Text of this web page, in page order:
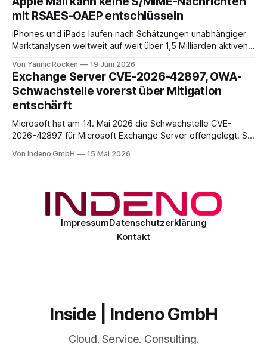
mit RSAES-OAEP entschlüsseln
iPhones und iPads laufen nach Schätzungen unabhängiger
Marktanalysen weltweit auf weit über 1,5 Milliarden aktiven
im Bereich von 25 bis 30 Prozent auf Geschäftsumfelder,
also Smartphones und Tablets, die im beruflichen Kontext
genutzt werden, sei es als reines Diensthandy, als COPE-
Von Yannic Röcken 19 Juni 2026
Exchange Server CVE-2026-42897, OWA-
Schwachstelle vorerst über Mitigation
entschärft
Microsoft hat am 14. Mai 2026 die Schwachstelle CVE-
2026-42897 für Microsoft Exchange Server offengelegt. Sie
unauthentifizierten Angreifer, über eine speziell präparierte
Von Indeno GmbH 15 Mai 2026
ImpressumDatenschutzerklärung
Kontakt
Inside | Indeno GmbH
Cloud. Service. Consulting.